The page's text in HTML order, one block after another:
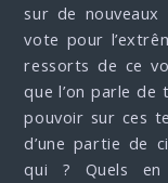
sur de
vote pour
ressorts de ce
que l’on parle
pouvoir sur ces
d’une partie de
qui ? Quels